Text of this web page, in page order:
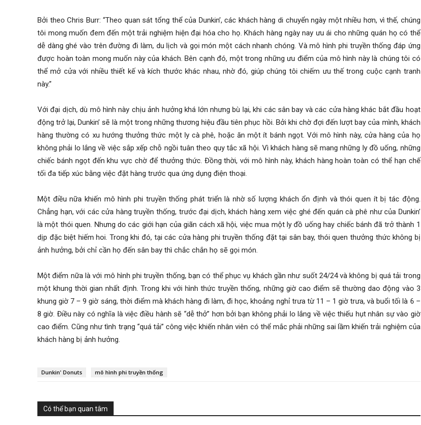
Bởi theo Chris Burr: “Theo quan sát tổng thể của Dunkin’, các khách hàng di chuyển ngày một nhiều hơn, vì thế, chúng
tôi mong muốn đem đến một trải nghiệm hiện đại hóa cho họ. Khách hàng ngày nay ưu ái cho những quán họ có thể
dễ dàng ghé vào trên đường đi làm, du lịch và gọi món một cách nhanh chóng. Và mô hình phi truyền thống đáp ứng
được hoàn toàn mong muốn này của khách. Bên cạnh đó, một trong những ưu điểm của mô hình này là chúng tôi có
thể mở cửa với nhiều thiết kế và kích thước khác nhau, nhờ đó, giúp chúng tôi chiếm ưu thế trong cuộc cạnh tranh
này.”
Với đại dịch, dù mô hình này chịu ảnh hưởng khá lớn nhưng bù lại, khi các sân bay và các cửa hàng khác bắt đầu hoạt
động trở lại, Dunkin’ sẽ là một trong những thương hiệu đầu tiên phục hồi. Bởi khi chờ đợi đến lượt bay của mình, khách
hàng thường có xu hướng thưởng thức một ly cà phê, hoặc ăn một ít bánh ngọt. Với mô hình này, cửa hàng của họ
không phải lo lắng về việc sắp xếp chỗ ngồi tuân theo quy tắc xã hội. Vì khách hàng sẽ mang những ly đồ uống, những
chiếc bánh ngọt đến khu vực chờ để thưởng thức. Đồng thời, với mô hình này, khách hàng hoàn toàn có thể hạn chế
tối đa tiếp xúc bằng việc đặt hàng trước qua ứng dụng điện thoại.
Một điều nữa khiến mô hình phi truyền thống phát triển là nhờ số lượng khách ổn định và thói quen ít bị tác động.
Chẳng hạn, với các cửa hàng truyền thống, trước đại dịch, khách hàng xem việc ghé đến quán cà phê như của Dunkin’
là một thói quen. Nhưng do các giới hạn của giãn cách xã hội, việc mua một ly đồ uống hay chiếc bánh đã trở thành 1
dịp đặc biệt hiếm hoi. Trong khi đó, tại các cửa hàng phi truyền thống đặt tại sân bay, thói quen thưởng thức không bị
ảnh hưởng, bởi chỉ cần họ đến sân bay thì chắc chắn họ sẽ gọi món.
Một điểm nữa là với mô hình phi truyền thống, bạn có thể phục vụ khách gần như suốt 24/24 và không bị quá tải trong
một khung thời gian nhất định. Trong khi với hình thức truyền thống, những giờ cao điểm sẽ thường dao động vào 3
khung giờ 7 – 9 giờ sáng, thời điểm mà khách hàng đi làm, đi học, khoảng nghỉ trưa từ 11 – 1 giờ trưa, và buổi tối là 6 –
8 giờ. Điều này có nghĩa là việc điều hành sẽ “dễ thở” hơn bởi bạn không phải lo lắng về việc thiếu hụt nhân sự vào giờ
cao điểm. Cũng như tình trạng “quá tải” công việc khiến nhân viên có thể mắc phải những sai lầm khiến trải nghiệm của
khách hàng bị ảnh hưởng.
Dunkin' Donuts mô hình phi truyền thống
Có thể bạn quan tâm